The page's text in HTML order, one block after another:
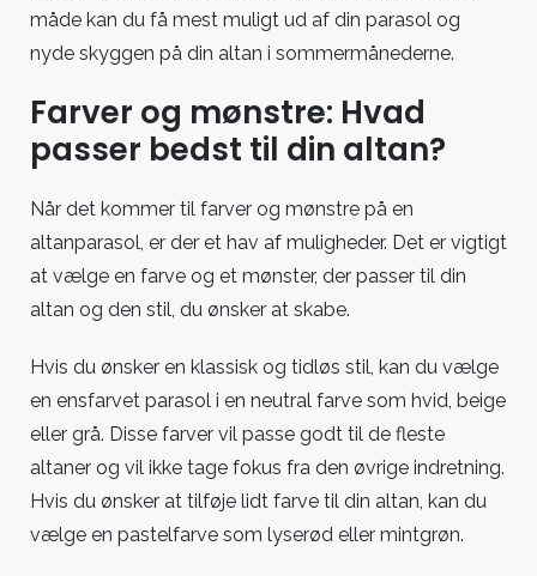
måde kan du få mest muligt ud af din parasol og
nyde skyggen på din altan i sommermånederne.
Farver og mønstre: Hvad
passer bedst til din altan?
Når det kommer til farver og mønstre på en
altanparasol, er der et hav af muligheder. Det er vigtigt
at vælge en farve og et mønster, der passer til din
altan og den stil, du ønsker at skabe.
Hvis du ønsker en klassisk og tidløs stil, kan du vælge
en ensfarvet parasol i en neutral farve som hvid, beige
eller grå. Disse farver vil passe godt til de fleste
altaner og vil ikke tage fokus fra den øvrige indretning.
Hvis du ønsker at tilføje lidt farve til din altan, kan du
vælge en pastelfarve som lyserød eller mintgrøn.